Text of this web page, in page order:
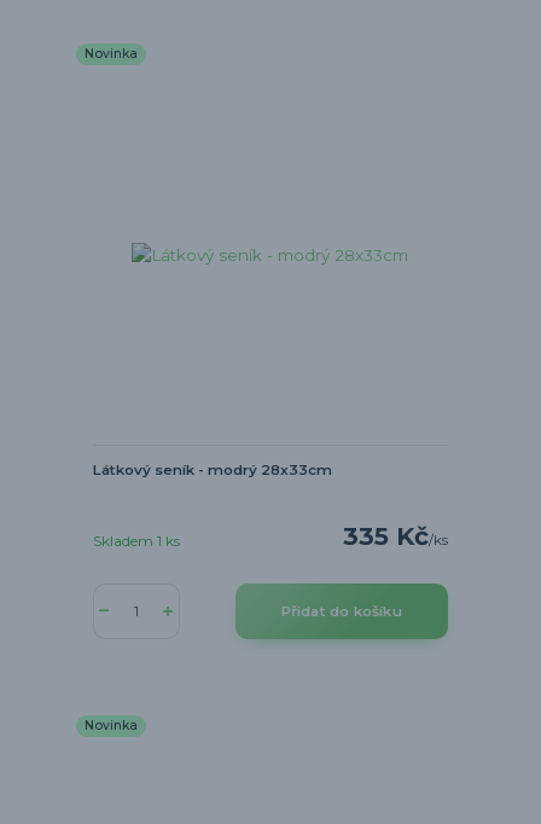
Novinka
Látkový seník - modrý 28x33cm
335 Kč/ks
Skladem 1 ks
Přidat do košíku
Novinka